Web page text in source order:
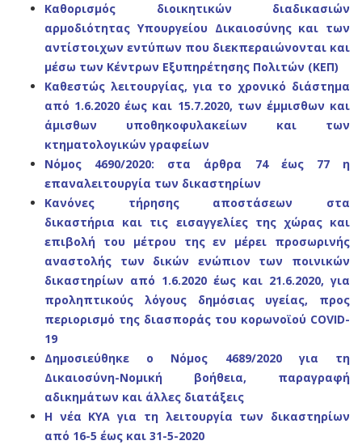
Καθορισμός διοικητικών διαδικασιών
αρμοδιότητας Υπουργείου Δικαιοσύνης και των
αντίστοιχων εντύπων που διεκπεραιώνονται και
μέσω των Κέντρων Εξυπηρέτησης Πολιτών (ΚΕΠ)
Καθεστώς λειτουργίας, για το χρονικό διάστημα
από 1.6.2020έως και 15.7.2020, των έμμισθων και
άμισθων υποθηκοφυλακείων και των
κτηματολογικών γραφείων
Νόμος 4690/2020: στα άρθρα 74 έως 77 η
επαναλειτουργία των δικαστηρίων
Κανόνες τήρησης αποστάσεων στα
δικαστήρια και τις εισαγγελίες της χώρας και
επιβολή του μέτρου της εν μέρει προσωρινής
αναστολής των δικών ενώπιον των ποινικών
δικαστηρίων από 1.6.2020 έως και 21.6.2020, για
προληπτικούς λόγους δημόσιας υγείας, προς
περιορισμό της διασποράς του κορωνοϊού COVID-
19
Δημοσιεύθηκε ο Νόμος 4689/2020 για τη
Δικαιοσύνη-Νομική βοήθεια, παραγραφή
αδικημάτων και άλλες διατάξεις
Η νέα ΚΥΑ για τη λειτουργία των δικαστηρίων
από 16-5 έως και 31-5-2020